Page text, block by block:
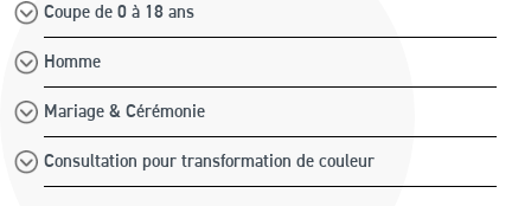
Coupe de 0 à 18 ans
Homme
Mariage & Cérémonie
Consultation pour transformation de couleur